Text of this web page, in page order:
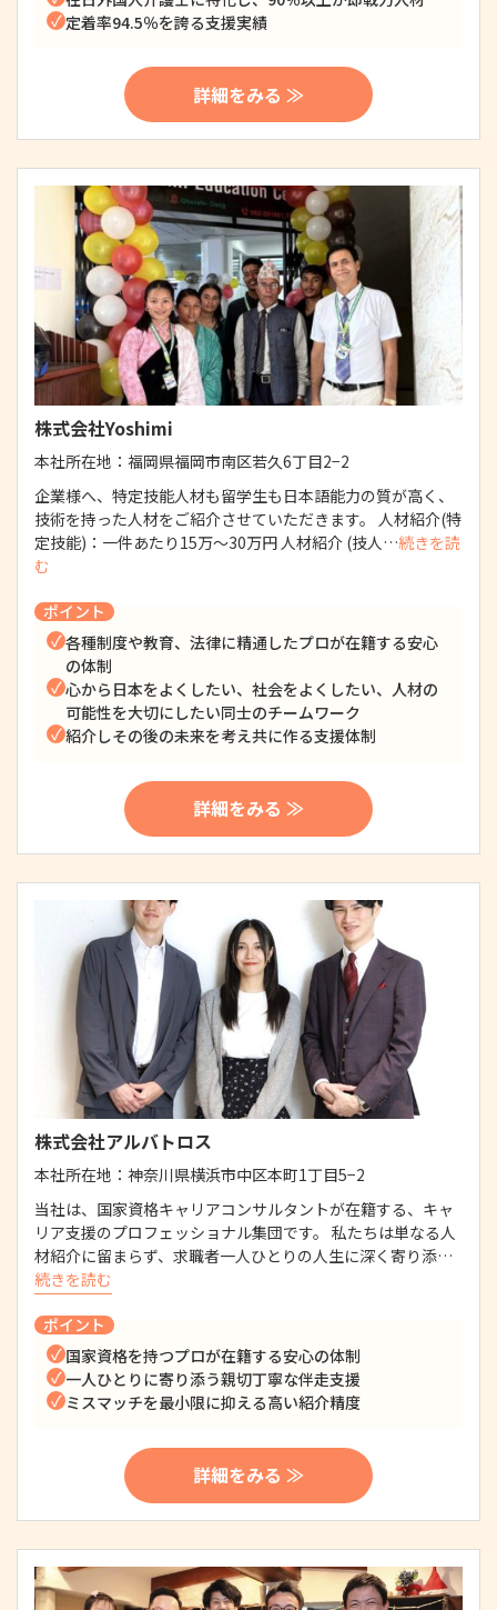
定着率94.5％を誇る支援実績
詳細をみる ≫
株式会社Yoshimi
本社所在地： 福岡県福岡市南区若久6丁目2−2
企業様へ、特定技能人材も留学生も日本語能力の質が高く、
技術を持った人材をご紹介させていただきます。 人材紹介(特
定技能)：一件あたり15万〜30万円 人材紹介 (技人…続きを読
む
ポイント
各種制度や教育、法律に精通したプロが在籍する安心
の体制
心から日本をよくしたい、社会をよくしたい、人材の
可能性を大切にしたい同士のチームワーク
紹介しその後の未来を考え共に作る支援体制
詳細をみる ≫
株式会社アルバトロス
本社所在地： 神奈川県横浜市中区本町1丁目5−2
当社は、国家資格キャリアコンサルタントが在籍する、キャ
リア支援のプロフェッショナル集団です。 私たちは単なる人
材紹介に留まらず、求職者一人ひとりの人生に深く寄り添…
続きを読む
ポイント
国家資格を持つプロが在籍する安心の体制
一人ひとりに寄り添う親切丁寧な伴走支援
ミスマッチを最小限に抑える高い紹介精度
詳細をみる ≫